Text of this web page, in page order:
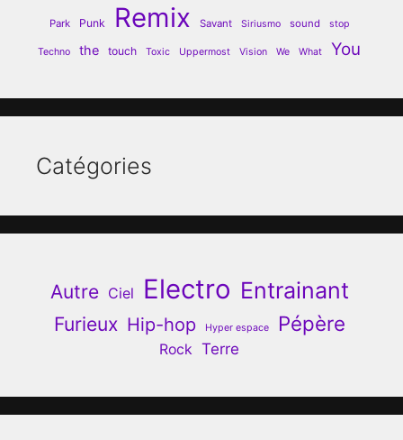
Park Punk Remix Savant Siriusmo sound stop
Techno the touch Toxic Uppermost Vision We What You
Catégories
Autre Ciel Electro Entrainant
Furieux Hip-hop Hyper espace Pépère
Rock Terre